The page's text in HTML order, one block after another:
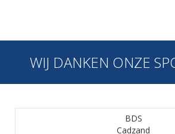
WIJ DANKEN ONZE
BDS
Cadzand